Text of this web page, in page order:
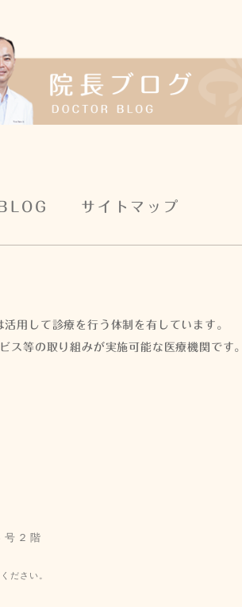
サイトマップ
用して診療を行う体制を有しています。
等の取り組みが実施可能な医療機関です。
２階
ださい。